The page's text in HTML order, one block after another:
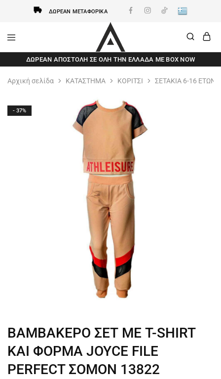
ΔΩΡΕΆΝ ΜΕΤΑΦΟΡΙΚΆ
AxidWear
Παιδικά
,
,
Ανδρικά
ΔΩΡΕΆΝ ΑΠΟΣΤΟΛΗ ΣΕ ΌΛΗ ΤΗΝ ΕΛΛΆΔΑ ΜΕ BOX NOW
Αρχική σελίδα ΚΑΤΑΣΤΗΜΑ ΚΟΡΙΤΣΙ ΣΕΤΑΚΙΑ 6-16 ΕΤΩΝ
- 37%
ΒΑΜΒΑΚΕΡΟ ΣΕΤ ΜΕ T-SHIRT
ΚΑΙ ΦΟΡΜΑ JOYCE FILE
PERFECT ΣΟΜΟΝ 13822